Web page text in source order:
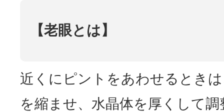
【老眼とは】
近くにピントをあわせるとき
を縮ませ、水晶体を厚くして